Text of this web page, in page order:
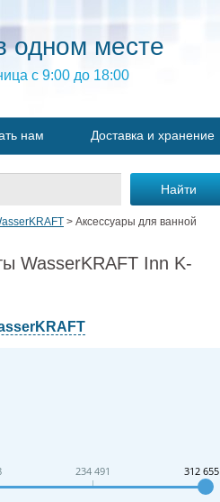
одном месте
с 9:00 до 18:00
нам Доставка и хранение
> Аксессуары для ванной
WasserKRAFT Inn K-
234 491 312 655